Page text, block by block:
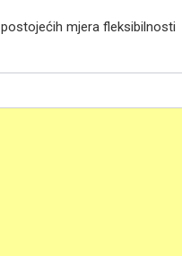
mjera fleksibilnosti